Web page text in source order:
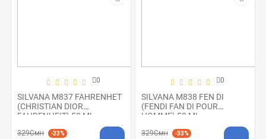
0
SILVANA M837 FAHRENHET
(CHRISTIAN DIOR
FAHRENHEIT) 50 ML
329Смн -33%
0
SILVANA M838 FEN DI
(FENDI FAN DI POUR
HOMME) 50 ML
329Смн -33%